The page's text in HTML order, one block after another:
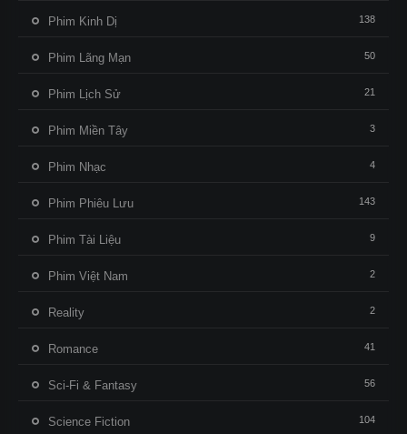
Phim Kinh Dị 138
Phim Lãng Mạn 50
Phim Lịch Sử 21
Phim Miền Tây 3
Phim Nhạc 4
Phim Phiêu Lưu 143
Phim Tài Liệu 9
Phim Việt Nam 2
Reality 2
Romance 41
Sci-Fi & Fantasy 56
Science Fiction 104